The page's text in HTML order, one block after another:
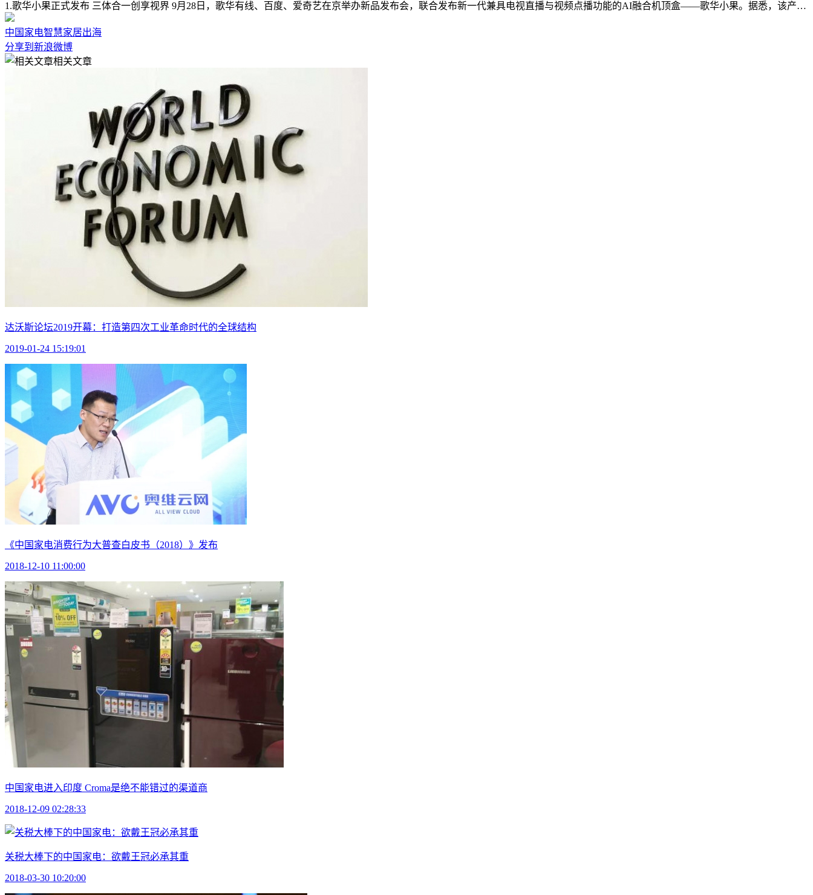
1.歌华小果正式发布 三体合一创享视界 9月28日，歌华有线、百度、爱奇艺在京举办新品发布会，联合发布新一代兼具电视直播与视频点播功能的AI融合机顶盒——歌华小果。据悉，该产…
中国家电智慧家居出海
分享到新浪微博
相关文章
达沃斯论坛2019开幕：打造第四次工业革命时代的全球结构
2019-01-24 15:19:01
《中国家电消费行为大普查白皮书（2018）》发布
2018-12-10 11:00:00
中国家电进入印度 Croma是绝不能错过的渠道商
2018-12-09 02:28:33
关税大棒下的中国家电：欲戴王冠必承其重
2018-03-30 10:20:00